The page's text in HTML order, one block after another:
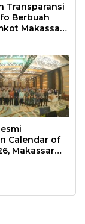
Transparansi
Berbuah
Makassar
Calendar of
Makassar